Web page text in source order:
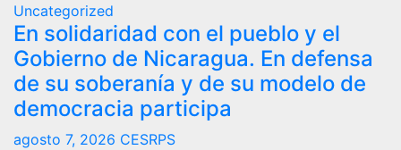
Uncategorized
En solidaridad con el pueblo y el
Gobierno de Nicaragua. En defensa
de su soberanía y de su modelo de
democracia participa
agosto 7, 2026 CESRPS